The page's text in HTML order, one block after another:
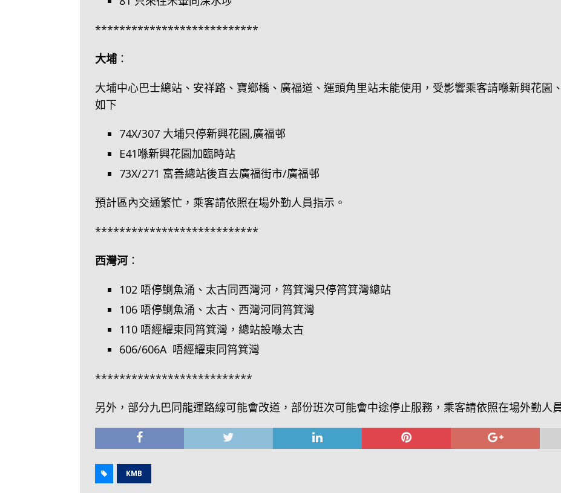
***************************
大埔 ：
大埔中心巴士總站、安祥路、寶鄉橋、廣福道、運頭角里站未能使用，受影響乘客請喺新興花園
如下
74X/307 大埔只停新興花園,廣福邨
E41喺新興花園加臨時站
73X/271 富善總站後直去廣福街市/廣福邨
預計區內交通繁忙，乘客請依照在場外勤人員指示。
***************************
西灣河 ：
102 唔停鰂魚涌、太古同西灣河，筲箕灣只停筲箕灣總站
106 唔停鰂魚涌、太古、西灣河同筲箕灣
110 唔經耀東同筲箕灣，總站設喺太古
606/606A 唔經耀東同筲箕灣
**************************
另外，部分九巴同龍運路線可能會改道，部份班次可能會中途停止服務，乘客請依照在場外勤人
KMB